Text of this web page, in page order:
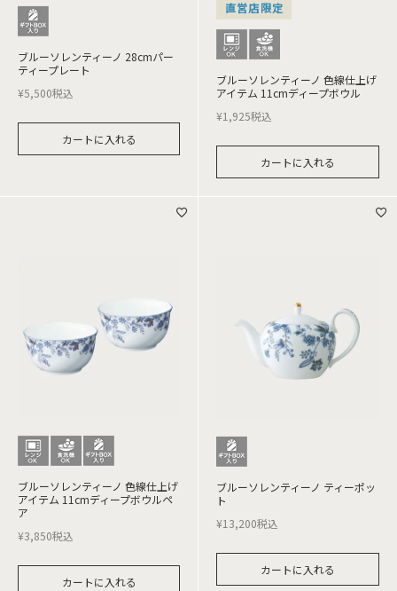
ブルーソレンティーノ 28cmパー
ティープレート
¥5,500税込
カートに入れる
直営店限定
ブルーソレンティーノ 色線仕上げ
アイテム 11cmディープボウル
¥1,925税込
カートに入れる
ブルーソレンティーノ 色線仕上げ
アイテム 11cmディープボウルペ
ア
¥3,850税込
カートに入れる
ブルーソレンティーノ ティーポッ
ト
¥13,200税込
カートに入れる